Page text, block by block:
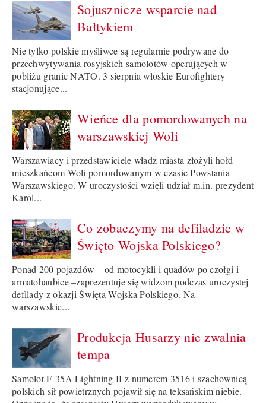
Sojusznicze wsparcie nad
Bałtykiem
Nie tylko polskie myśliwce są regularnie podrywane do
przechwytywania rosyjskich samolotów operujących w
pobliżu granic NATO. 3 sierpnia włoskie Eurofightery
stacjonujące...
Wieńce dla pomordowanych na
warszawskiej Woli
Warszawiacy i przedstawiciele władz miasta złożyli hołd
mieszkańcom Woli pomordowanym w czasie Powstania
Warszawskiego. W uroczystości wzięli udział m.in. prezydent
Karol...
Co zobaczymy na defiladzie w
Święto Wojska Polskiego?
Ponad 200 pojazdów – od motocykli i quadów po czołgi i
armatohaubice –zaprezentuje się widzom podczas uroczystej
defilady z okazji Święta Wojska Polskiego. Na
warszawskie...
Produkcja Husarzy nie zwalnia
tempa
Samolot F-35A Lightning II z numerem 3516 i szachownicą
polskich sił powietrznych pojawił się na teksańskim niebie.